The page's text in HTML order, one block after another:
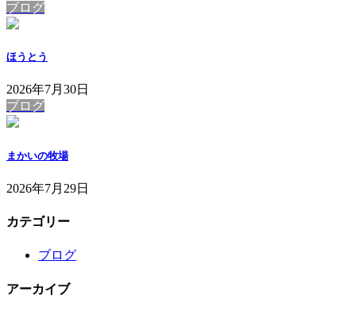
ブログ
ほうとう
2026年7月30日
ブログ
まかいの牧場
2026年7月29日
カテゴリー
ブログ
アーカイブ